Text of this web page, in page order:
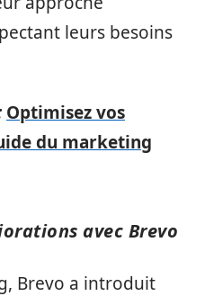
leurs besoins
Optimisez vos
du marketing
avec Brevo
Brevo a introduit